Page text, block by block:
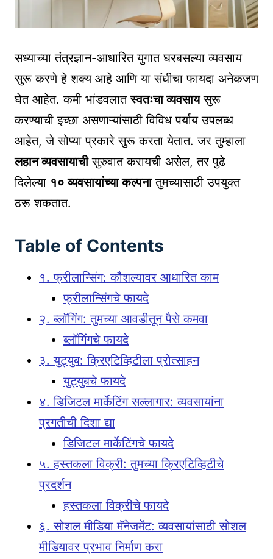
सध्याच्या तंत्रज्ञान-आधारित युगात घरबसल्या व्यवसाय
सुरू करणे हे शक्य आहे आणि या संधीचा फायदा अनेकजण
घेत आहेत. कमी भांडवलातस्वतःचा व्यवसायसुरू
करण्याची इच्छा असणाऱ्यांसाठी विविध पर्याय उपलब्ध
आहेत, जे सोप्या प्रकारे सुरू करता येतात. जर तुम्हाला
लहान व्यवसायाचीसुरुवात करायची असेल, तर पुढे
दिलेल्या १० व्यवसायांच्या कल्पनातुमच्यासाठी उपयुक्त
ठरू शकतात.
Table of Contents
१. फ्रीलान्सिंग: कौशल्यावर आधारित काम
फ्रीलान्सिंगचे फायदे
२. ब्लॉगिंग: तुमच्या आवडीतून पैसे कमवा
ब्लॉगिंगचे फायदे
३. युट्युब: क्रिएटिव्हिटीला प्रोत्साहन
युट्युबचे फायदे
४. डिजिटल मार्केटिंग सल्लागार: व्यवसायांना
प्रगतीची दिशा द्या
डिजिटल मार्केटिंगचे फायदे
५. हस्तकला विक्री: तुमच्या क्रिएटिव्हिटीचे
प्रदर्शन
हस्तकला विक्रीचे फायदे
६. सोशल मीडिया मॅनेजमेंट: व्यवसायांसाठी सोशल
मीडियावर प्रभाव निर्माण करा